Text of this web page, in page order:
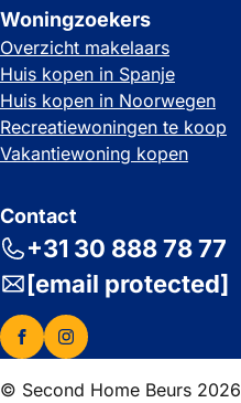
Woningzoekers
Overzicht makelaars
Huis kopen in Spanje
Huis kopen in Noorwegen
Recreatiewoningen te koop
Vakantiewoning kopen
Contact
+31 30 888 78 77
[email protected]
© Second Home Beurs 2026